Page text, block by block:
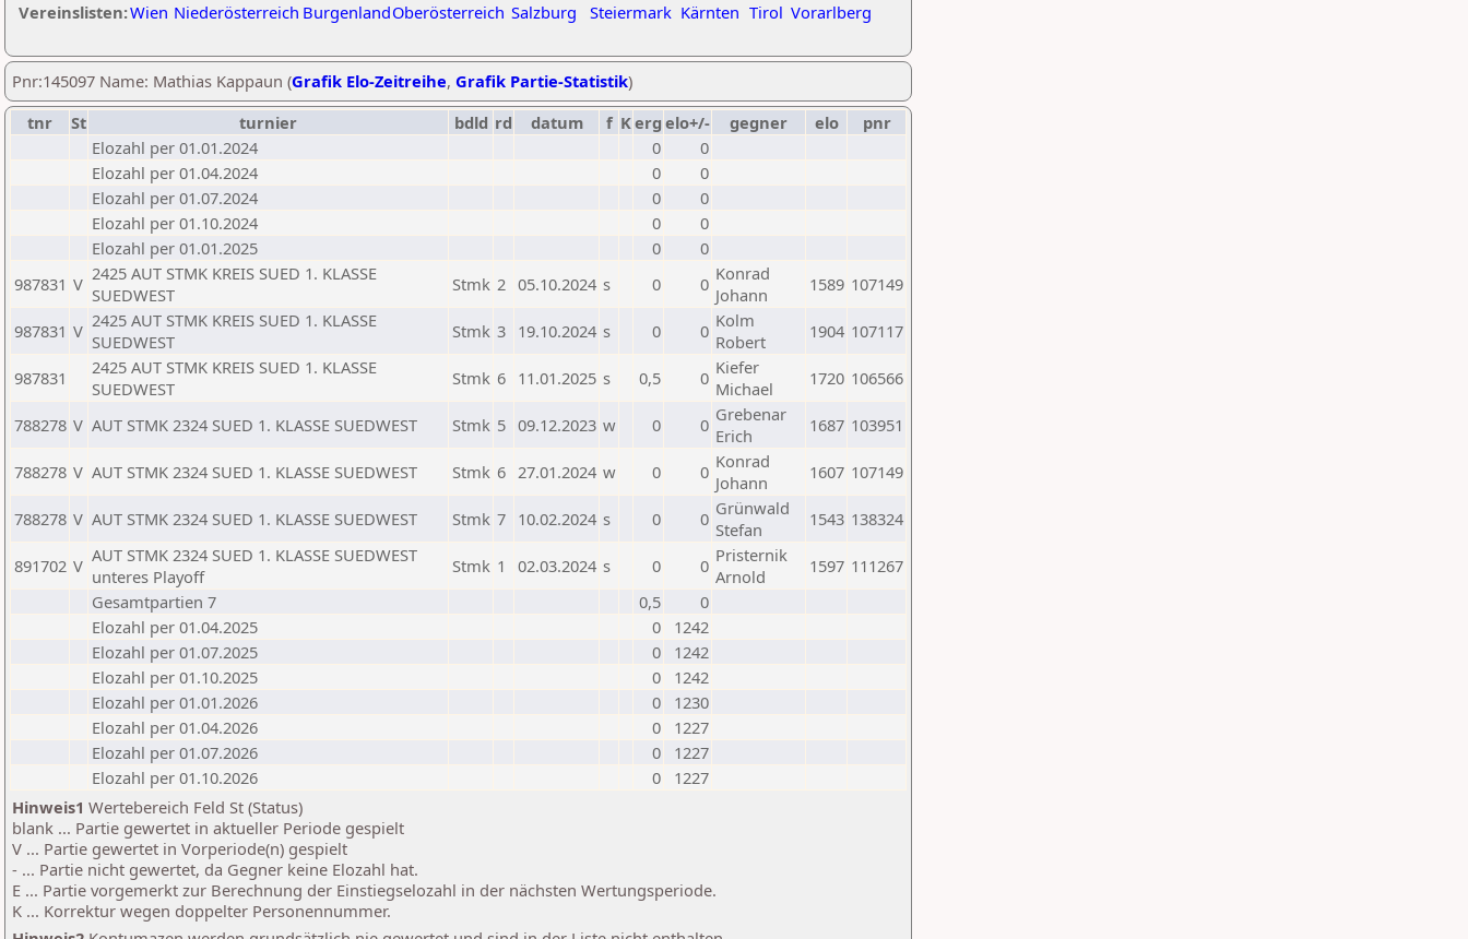
Vereinslisten:Wien Niederösterreich BurgenlandOberösterreich Salzburg Steiermark Kärnten Tirol Vorarlberg
Pnr:145097 Name: Mathias Kappaun (Grafik Elo-Zeitreihe, Grafik Partie-Statistik)
tnr
St turnier bdld rd datum f Kerg elo+/- gegner elo
pnr
Elozahl per 01.01.2024
0
0
Elozahl per 01.04.2024
0
0
Elozahl per 01.07.2024
0
0
Elozahl per 01.10.2024
0
0
Elozahl per 01.01.2025
0
0
987831 V 2425 AUT STMK KREIS SUED 1. KLASSE
SUEDWEST
Stmk 2 05.10.2024 s 0 0 Konrad
Johann
1589 107149
987831 V 2425 AUT STMK KREIS SUED 1. KLASSE
SUEDWEST
Stmk 3 19.10.2024 s 0 0 Kolm
Robert
1904 107117
987831
2425 AUT STMK KREIS SUED 1. KLASSE
SUEDWEST
Stmk 6 11.01.2025 s 0,5 0 Kiefer
Michael
1720 106566
788278 V AUT STMK 2324 SUED 1. KLASSE SUEDWEST Stmk 5 09.12.2023 w 0 0 Grebenar
Erich
1687 103951
788278 V AUT STMK 2324 SUED 1. KLASSE SUEDWEST Stmk 6 27.01.2024 w 0 0 Konrad
Johann
1607 107149
788278 V AUT STMK 2324 SUED 1. KLASSE SUEDWEST Stmk 7 10.02.2024 s 0 0 Grünwald
Stefan
1543 138324
891702 V AUT STMK 2324 SUED 1. KLASSE SUEDWEST
unteres Playoff
Stmk 1 02.03.2024 s 0 0 Pristernik
Arnold
1597 111267
Gesamtpartien 7
0,5
0
Elozahl per 01.04.2025
0
1242
Elozahl per 01.07.2025
0
1242
Elozahl per 01.10.2025
0
1242
Elozahl per 01.01.2026
0
1230
Elozahl per 01.04.2026
0
1227
Elozahl per 01.07.2026
0
1227
Elozahl per 01.10.2026
0
1227
Hinweis1 Wertebereich Feld St (Status)
blank ... Partie gewertet in aktueller Periode gespielt
V ... Partie gewertet in Vorperiode(n) gespielt
- ... Partie nicht gewertet, da Gegner keine Elozahl hat.
E ... Partie vorgemerkt zur Berechnung der Einstiegselozahl in der nächsten Wertungsperiode.
K ... Korrektur wegen doppelter Personennummer.